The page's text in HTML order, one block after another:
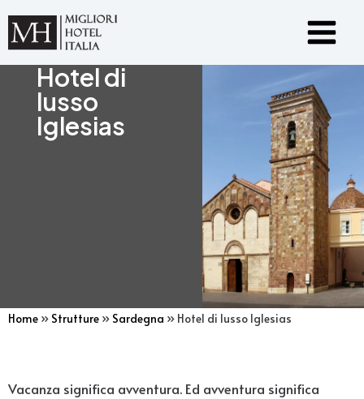
Vai
Main
Menu
Hotel di
lusso
Iglesias
Home » Strutture » Sardegna » Hotel di lusso Iglesias
Vacanza significa avventura. Ed avventura significa